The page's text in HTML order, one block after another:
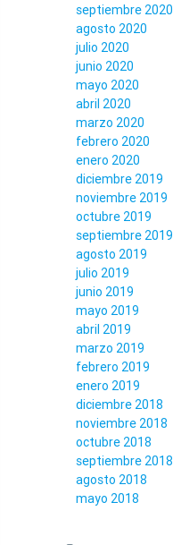
septiembre 2020
agosto 2020
julio 2020
junio 2020
mayo 2020
abril 2020
marzo 2020
febrero 2020
enero 2020
diciembre 2019
noviembre 2019
octubre 2019
septiembre 2019
agosto 2019
julio 2019
junio 2019
mayo 2019
abril 2019
marzo 2019
febrero 2019
enero 2019
diciembre 2018
noviembre 2018
octubre 2018
septiembre 2018
agosto 2018
mayo 2018